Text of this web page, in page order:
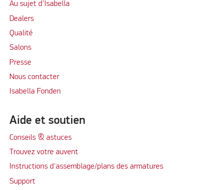
Au sujet d’Isabella
Dealers
Qualité
Salons
Presse
Nous contacter
Isabella Fonden
Aide et soutien
Conseils & astuces
Trouvez votre auvent
Instructions d'assemblage/plans des armatures
Support